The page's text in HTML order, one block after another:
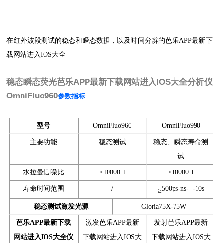
在红外波段测试的稳态和瞬态数据，以及时间分辨的芭乐APP最新下
载网站进入IOS大全
稳态瞬态荧光芭乐APP最新下载网站进入IOS大全分析仪
OmniFluo960参数指标
型号 OmniFluo960 OmniFluo990
主要功能 稳态测试
稳态、瞬态寿命测
试
水拉曼信噪比 ≥10000:1 ≥10000:1
寿命时间范围 / ≥500ps-ns- -10s
稳态测试激发光源 Gloria75X-75W
芭乐APP最新下载
网站进入IOS大全仪
激发芭乐APP最新
下载网站进入IOS大
发射芭乐APP最新
下载网站进入IOS大